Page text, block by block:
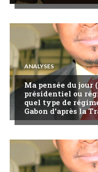
ANALYSES
Ma pensée du jour
présidentiel ou
quel type de
Gabon d’après la